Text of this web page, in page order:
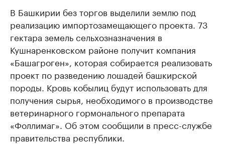
В Башкирии без торгов выделили землю под
реализацию импортозамещающего проекта. 73
гектара земель сельхозназначения в
Кушнаренковском районе получит компания
«Башагроген», которая собирается реализовать
проект по разведению лошадей башкирской
породы. Кровь кобылиц будут использовать для
получения сырья, необходимого в производстве
ветеринарного гормонального препарата
«Фоллимаг». Об этом сообщили в пресс-службе
правительства республики.